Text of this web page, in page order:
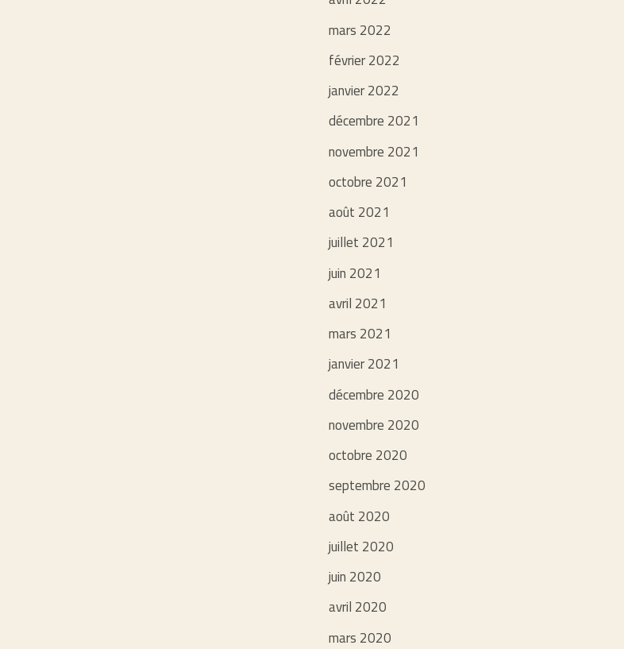
mars 2022
février 2022
janvier 2022
décembre 2021
novembre 2021
octobre 2021
août 2021
juillet 2021
juin 2021
avril 2021
mars 2021
janvier 2021
décembre 2020
novembre 2020
octobre 2020
septembre 2020
août 2020
juillet 2020
juin 2020
avril 2020
mars 2020